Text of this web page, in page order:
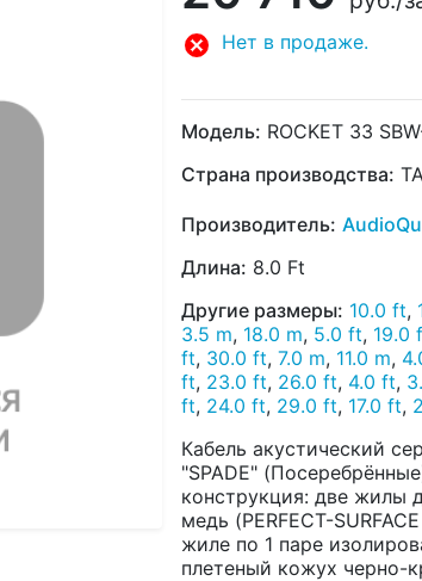
Нет в продаже.
Модель: ROCKET 33
Страна производства:
Производитель:
Длина: 8.0 Ft
Другие размеры: 10.0 ft,
3.5 m, 18.0 m, 5.0 ft, 19.0
ft, 30.0 ft, 7.0 m, 11.0 m,
ft, 23.0 ft, 26.0 ft, 4.0 ft,
ft, 24.0 ft, 29.0 ft, 17.0 ft,
Кабель акустический
"SPADE"
конструкция: две жилы
медь (PERFECT-
жиле по 1 паре
плетеный кожух черно-